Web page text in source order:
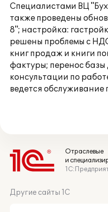
Специалистами ВЦ
также проведены
8"; настройка:
решены проблемы с
книг продаж и книги
фактуры; перенос
консультации по
ведется обслуживание
Отраслевые
и
Другие сайты 1С